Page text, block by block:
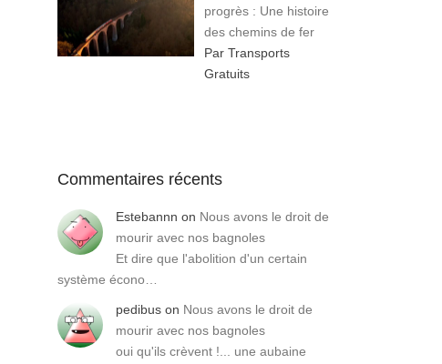
progrès : Une histoire
des chemins de fer
Par Transports
Gratuits
Commentaires récents
Estebannn on Nous avons le droit de
mourir avec nos bagnoles
Et dire que l'abolition d'un certain
système écono…
pedibus on Nous avons le droit de
mourir avec nos bagnoles
oui qu'ils crèvent !... une aubaine